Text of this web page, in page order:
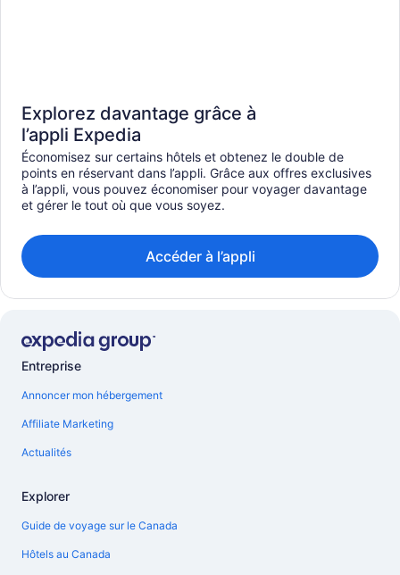
Explorez davantage grâce à
l’appli Expedia
Économisez sur certains hôtels et obtenez le double de
points en réservant dans l’appli. Grâce aux offres exclusives
à l’appli, vous pouvez économiser pour voyager davantage
et gérer le tout où que vous soyez.
Accéder à l’appli
Entreprise
Annoncer mon hébergement
Affiliate Marketing
Actualités
Explorer
Guide de voyage sur le Canada
Hôtels au Canada